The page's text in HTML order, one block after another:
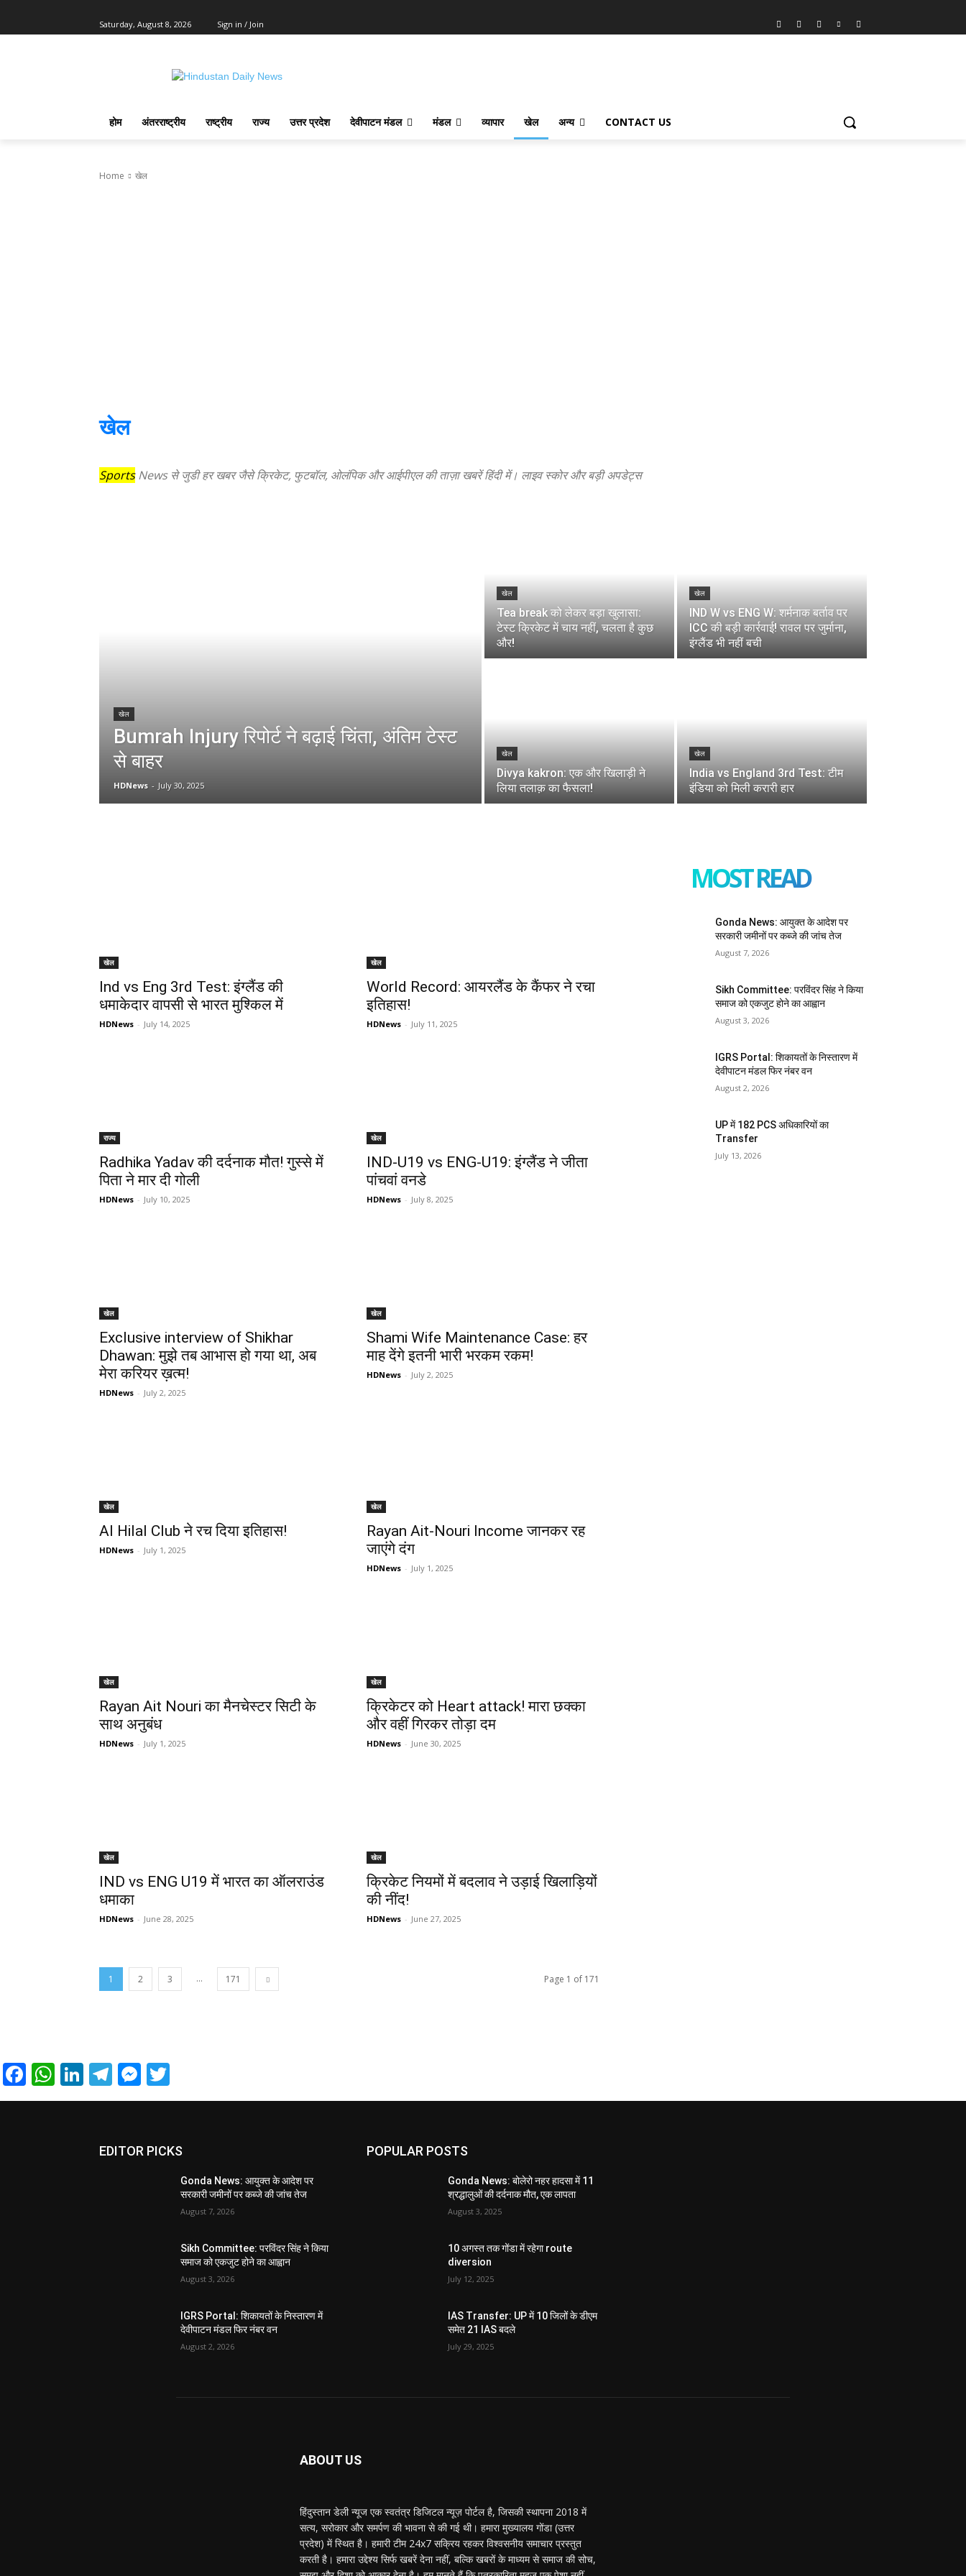
Saturday, August 8, 2026 Sign in / Join
होम अंतरराष्ट्रीय राष्ट्रीय राज्य उत्तर प्रदेश देवीपाटन मंडल मंडल व्यापार खेल अन्य CONTACT US
Home खेल
खेल
SportsNews से जुडी हर खबर जैसे क्रिकेट, फुटबॉल, ओलंपिक और आईपीएल की ताज़ा खबरें हिंदी में। लाइव स्कोर और बड़ी अपडेट्स
खेल
Bumrah Injury रिपोर्ट ने बढ़ाई चिंता, अंतिम टेस्ट
से बाहर
HDNews - July 30, 2025
खेल
Tea break को लेकर बड़ा खुलासा:
टेस्ट क्रिकेट में चाय नहीं, चलता है कुछ
और!
खेल
IND W vs ENG W: शर्मनाक बर्ताव पर
ICC की बड़ी कार्रवाई! रावल पर जुर्माना,
इंग्लैंड भी नहीं बची
खेल
Divya kakron: एक और खिलाड़ी ने
लिया तलाक़ का फैसला!
खेल
India vs England 3rd Test: टीम
इंडिया को मिली करारी हार
खेल
Ind vs Eng 3rd Test: इंग्लैंड की
धमाकेदार वापसी से भारत मुश्किल में
HDNews - July 14, 2025
खेल
World Record: आयरलैंड के कैंफर ने रचा
इतिहास!
HDNews - July 11, 2025
राज्य
Radhika Yadav की दर्दनाक मौत! गुस्से में
पिता ने मार दी गोली
HDNews - July 10, 2025
खेल
IND-U19 vs ENG-U19: इंग्लैंड ने जीता
पांचवां वनडे
HDNews - July 8, 2025
खेल
Exclusive interview of Shikhar
Dhawan: मुझे तब आभास हो गया था, अब
मेरा करियर ख़त्म!
HDNews - July 2, 2025
खेल
Shami Wife Maintenance Case: हर
माह देंगे इतनी भारी भरकम रकम!
HDNews - July 2, 2025
खेल
Al Hilal Club ने रच दिया इतिहास!
HDNews - July 1, 2025
खेल
Rayan Ait-Nouri Income जानकर रह
जाएंगे दंग
HDNews - July 1, 2025
खेल
Rayan Ait Nouri का मैनचेस्टर सिटी के
साथ अनुबंध
HDNews - July 1, 2025
खेल
क्रिकेटर को Heart attack! मारा छक्का
और वहीं गिरकर तोड़ा दम
HDNews - June 30, 2025
खेल
IND vs ENG U19 में भारत का ऑलराउंड
धमाका
HDNews - June 28, 2025
खेल
क्रिकेट नियमों में बदलाव ने उड़ाई खिलाड़‍ियों
की नींद!
HDNews - June 27, 2025
1 2 3 ... 171 Page 1 of 171
MOST READ
Gonda News: आयुक्त के आदेश पर
सरकारी जमीनों पर कब्जे की जांच तेज
August 7, 2026
Sikh Committee: परविंदर सिंह ने किया
समाज को एकजुट होने का आह्वान
August 3, 2026
IGRS Portal: शिकायतों के निस्तारण में
देवीपाटन मंडल फिर नंबर वन
August 2, 2026
UP में 182 PCS अधिकारियों का
Transfer
July 13, 2026
Facebook
WhatsApp
LinkedIn
Telegram
Messenger
EDITOR PICKS
Gonda News: आयुक्त के आदेश पर
सरकारी जमीनों पर कब्जे की जांच तेज
August 7, 2026
Sikh Committee: परविंदर सिंह ने किया
समाज को एकजुट होने का आह्वान
August 3, 2026
IGRS Portal: शिकायतों के निस्तारण में
देवीपाटन मंडल फिर नंबर वन
August 2, 2026
POPULAR POSTS
Gonda News: बोलेरो नहर हादसा में 11
श्रद्धालुओं की दर्दनाक मौत, एक लापता
August 3, 2025
10 अगस्त तक गोंडा में रहेगा route
diversion
July 12, 2025
IAS Transfer: UP में 10 जिलों के डीएम
समेत 21 IAS बदले
July 29, 2025
ABOUT US
हिंदुस्तान डेली न्यूज एक स्वतंत्र डिजिटल न्यूज़ पोर्टल है, जिसकी स्थापना 2018 में
सत्य, सरोकार और समर्पण की भावना से की गई थी। हमारा मुख्यालय गोंडा (उत्तर
प्रदेश) में स्थित है। हमारी टीम 24x7 सक्रिय रहकर विश्वसनीय समाचार प्रस्तुत
करती है। हमारा उद्देश्य सिर्फ खबरें देना नहीं, बल्कि खबरों के माध्यम से समाज की सोच,